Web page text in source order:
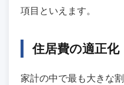
項目といえます。
住居費の適正化
家計の中で最も大きな